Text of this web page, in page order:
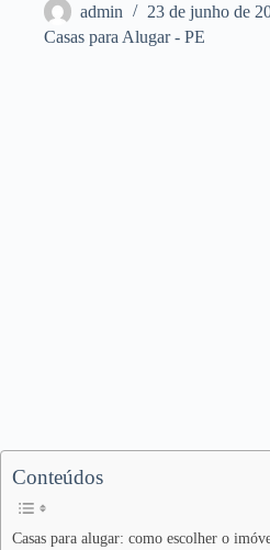
admin
23 de junho de
Casas para Alugar - PE
Conteúdos
Casas para alugar: como escolher o